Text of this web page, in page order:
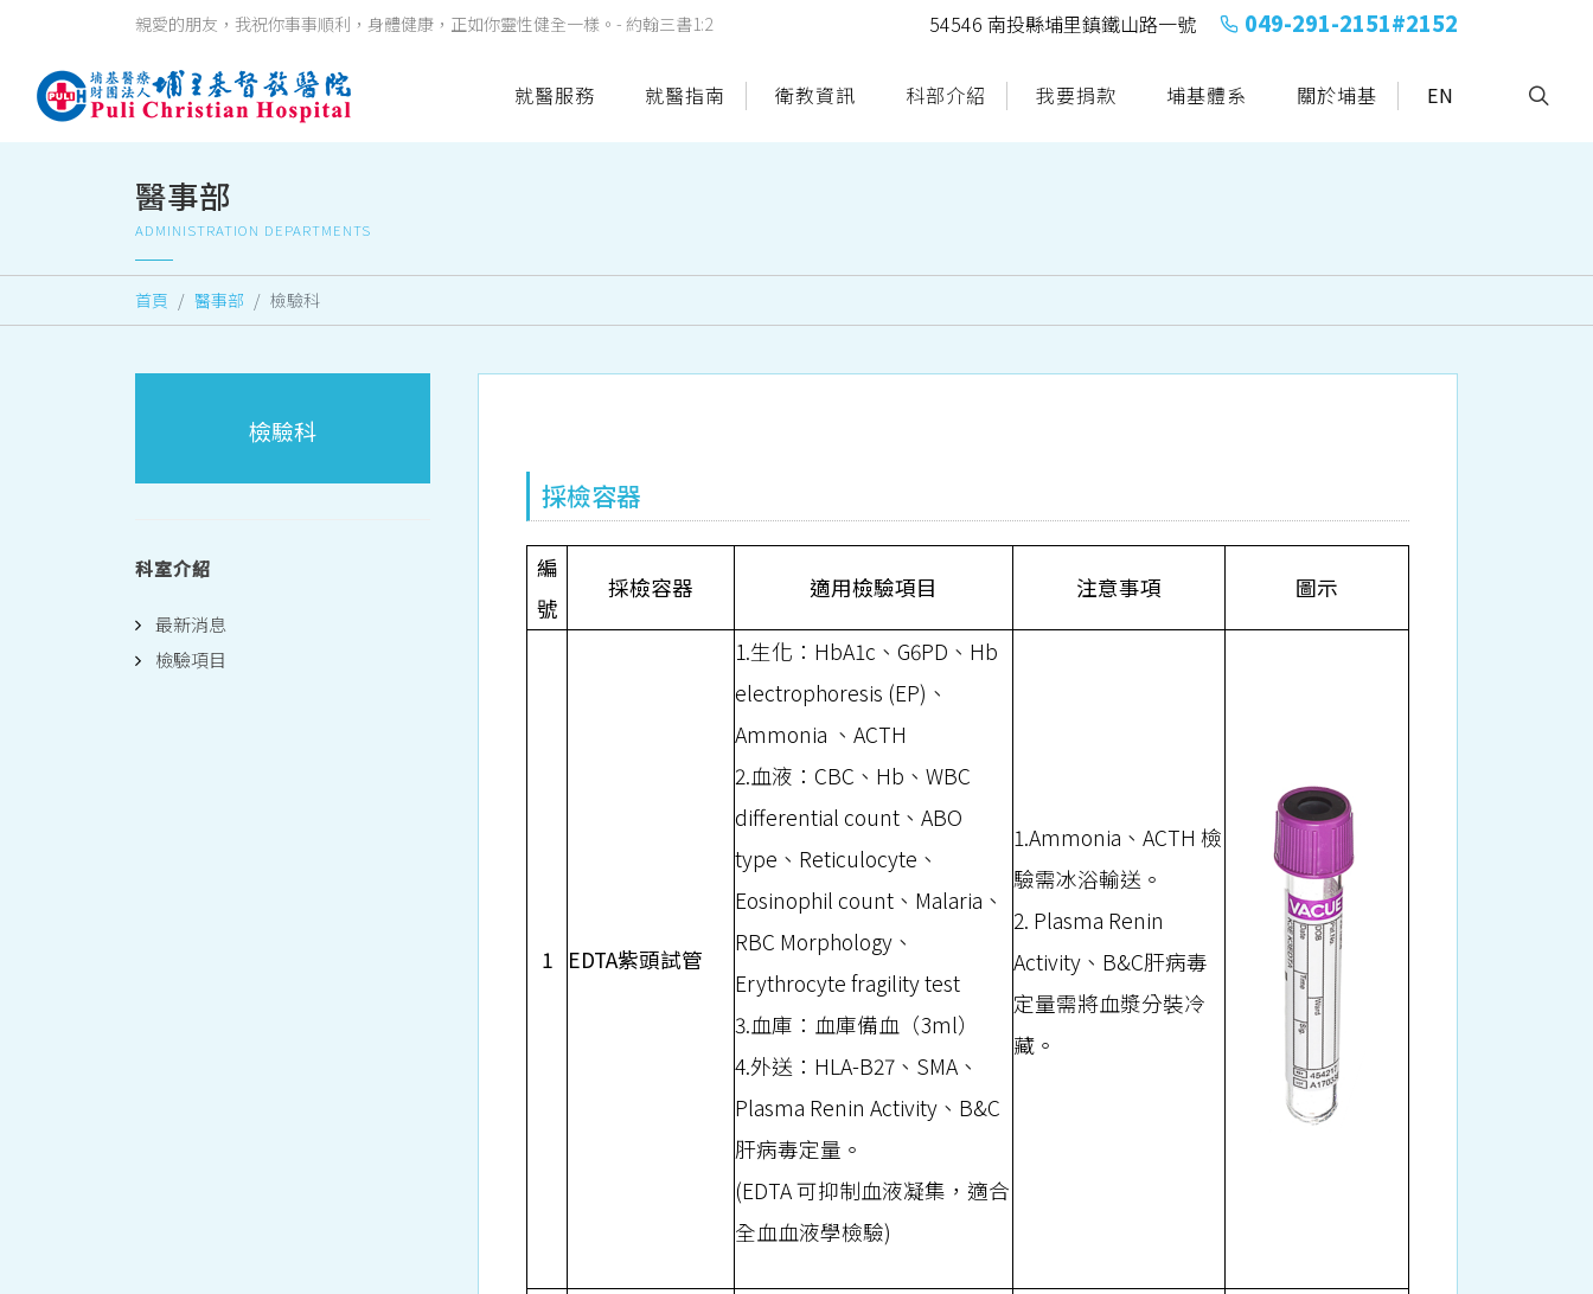
親愛的朋友，我祝你事事順利，身體健康，正如你靈性健全一樣。- 約翰三書1:2 54546 南投縣埔里鎮鐵山路一號 049-291-2151#2152
就醫服務 就醫指南 衛教資訊 科部介紹 我要捐款 埔基體系 關於埔基 EN
醫事部
ADMINISTRATION DEPARTMENTS
首頁 醫事部 檢驗科
採檢容器
編
號
採檢容器 適用檢驗項目 注意事項 圖示
1 EDTA紫頭試管
1.生化：HbA1c、G6PD、Hb
electrophoresis (EP)、
Ammonia 、ACTH
2.血液：CBC、Hb、WBC
differential count、ABO
type、Reticulocyte、
Eosinophil count、Malaria、
RBC Morphology、
Erythrocyte fragility test
3.血庫：血庫備血（3ml）
4.外送：HLA-B27、SMA、
Plasma Renin Activity、B&C
肝病毒定量。
(EDTA 可抑制血液凝集，適合
全血血液學檢驗)
1.Ammonia、ACTH 檢
驗需冰浴輸送。
2. Plasma Renin
Activity、B&C肝病毒
定量需將血漿分裝冷
藏。
檢驗科
科室介紹
最新消息
檢驗項目